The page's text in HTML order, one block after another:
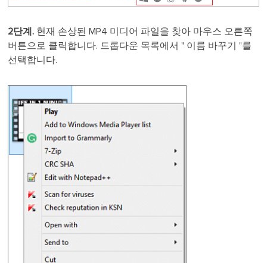
2단계. 현재 손상된 MP4 미디어 파일을 찾아 마우스 오른쪽
버튼으로 클릭합니다. 드롭다운 목록에서 " 이름 바꾸기 "를
선택합니다.